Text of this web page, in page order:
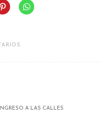
A LAS CALLES